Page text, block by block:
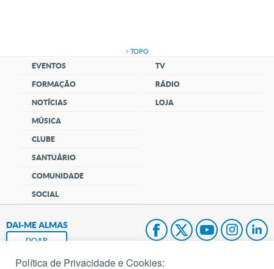
↑ TOPO
EVENTOS
FORMAÇÃO
NOTÍCIAS
MÚSICA
CLUBE
SANTUÁRIO
COMUNIDADE
SOCIAL
TV
RÁDIO
LOJA
DAI-ME ALMAS
DOAR
Política de Privacidade e Cookies: